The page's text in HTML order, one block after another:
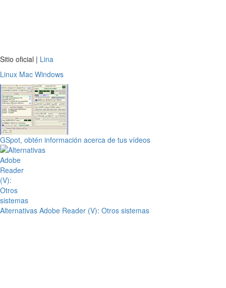
Sitio oficial | Lina
Linux Mac Windows
GSpot, obtén información acerca de tus vídeos
Alternativas Adobe Reader (V): Otros sistemas